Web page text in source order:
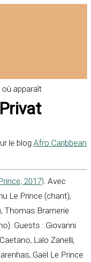
apparaît
le blog Afro Caribbean
2017). Avec
Le Prince (chant),
Thomas Bramerie
Guests : Giovanni
Lalo Zanelli,
Gaël Le Prince